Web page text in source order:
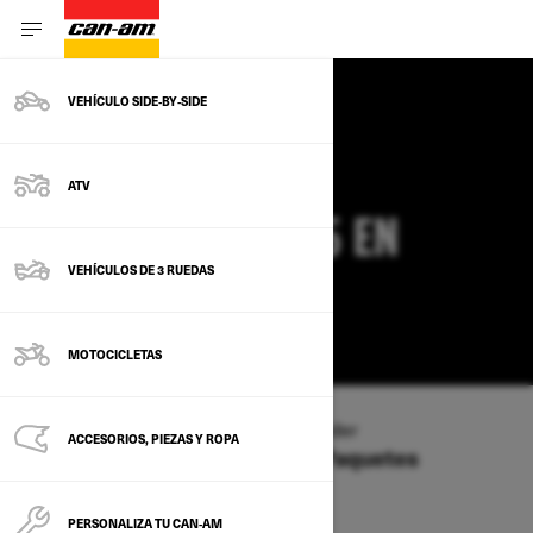
VEHÍCULO SIDE‑BY‑SIDE
ATV
VEHÍCULOS DE 3 RUEDAS
MOTOCICLETAS
ACCESORIOS, PIEZAS Y ROPA
PERSONALIZA TU CAN‑AM
OFERTAS CAN-AM
COMMANDER 2025 EN
ALABAMA
Tipo de vehículo / SXS / Commander
Ofertas disponibles en estos Paquetes